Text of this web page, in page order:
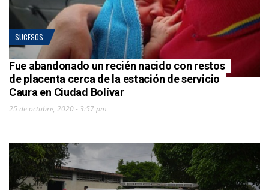
SUCESOS
Fue abandonado un recién nacido con restos
de placenta cerca de la estación de servicio
Caura en Ciudad Bolívar
25 de octubre, 2020 - 3:57 pm